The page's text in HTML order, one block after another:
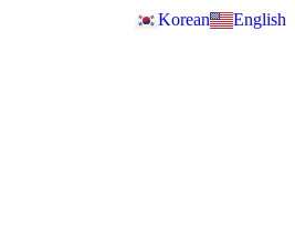
Korean English